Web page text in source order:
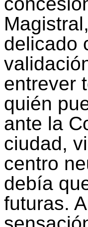
delicado
entrever
quién
ante la
ciudad,
centro
debía
futuras.